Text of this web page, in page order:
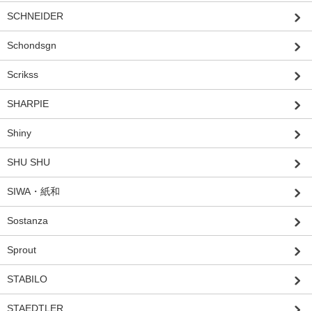
SCHNEIDER
Schondsgn
Scrikss
SHARPIE
Shiny
SHU SHU
SIWA・紙和
Sostanza
Sprout
STABILO
STAEDTLER